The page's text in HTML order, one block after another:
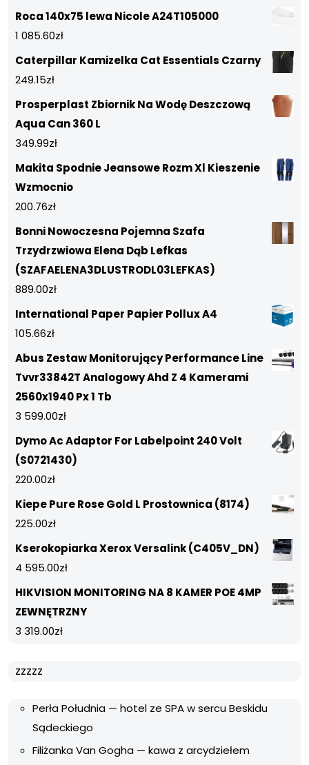
Roca 140x75 lewa Nicole A24T105000
1 085.60zł
Caterpillar Kamizelka Cat Essentials Czarny
249.15zł
Prosperplast Zbiornik Na Wodę Deszczową
Aqua Can 360 L
349.99zł
Makita Spodnie Jeansowe Rozm Xl Kieszenie
Wzmocnio
200.76zł
Bonni Nowoczesna Pojemna Szafa
Trzydrzwiowa Elena Dąb Lefkas
(SZAFAELENA3DLUSTRODL03LEFKAS)
889.00zł
International Paper Papier Pollux A4
105.66zł
Abus Zestaw Monitorujący Performance Line
Tvvr33842T Analogowy Ahd Z 4 Kamerami
2560x1940 Px 1 Tb
3 599.00zł
Dymo Ac Adaptor For Labelpoint 240 Volt
(S0721430)
220.00zł
Kiepe Pure Rose Gold L Prostownica (8174)
225.00zł
Kserokopiarka Xerox Versalink (C405V_DN)
4 595.00zł
HIKVISION MONITORING NA 8 KAMER POE 4MP
ZEWNĘTRZNY
3 319.00zł
zzzzz
Perła Południa — hotel ze SPA w sercu Beskidu
Sądeckiego
Filiżanka Van Gogha — kawa z arcydziełem